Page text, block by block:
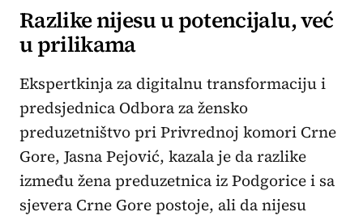
Razlike nijesu u potencijalu, već
u prilikama
Ekspertkinja za digitalnu transformaciju i
predsjednica Odbora za žensko
preduzetništvo pri Privrednoj komori Crne
Gore, Jasna Pejović, kazala je da razlike
između žena preduzetnica iz Podgorice i sa
sjevera Crne Gore postoje, ali da nijesu